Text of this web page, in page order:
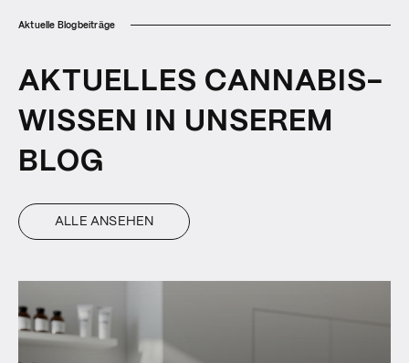
Aktuelle Blogbeiträge
AKTUELLES CANNABIS-
WISSEN IN UNSEREM
BLOG
ALLE ANSEHEN